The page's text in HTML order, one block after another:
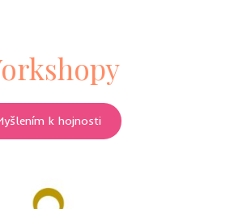
k hojnosti